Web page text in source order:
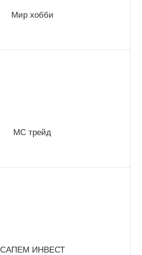
Мир хобби
МС трейд
САПЕМ ИНВЕСТ